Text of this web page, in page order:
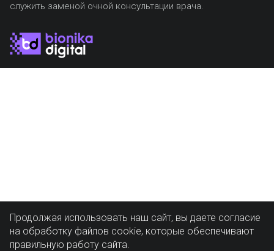
служить заменой очной консультации врача.
Продолжая использовать наш сайт, вы даете согласие
на обработку файлов cookie, которые обеспечивают
правильную работу сайта.